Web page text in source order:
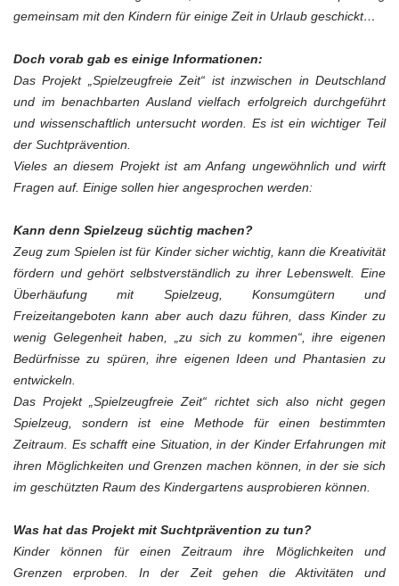
gemeinsam mit den Kindern für einige Zeit in Urlaub geschickt…
Doch vorab gab es einige Informationen:
Das Projekt „Spielzeugfreie Zeit“ ist inzwischen in Deutschland
und im benachbarten Ausland vielfach erfolgreich durchgeführt
und wissenschaftlich untersucht worden. Es ist ein wichtiger Teil
der Suchtprävention.
Vieles an diesem Projekt ist am Anfang ungewöhnlich und wirft
Fragen auf. Einige sollen hier angesprochen werden:
Kann denn Spielzeug süchtig machen?
Zeug zum Spielen ist für Kinder sicher wichtig, kann die Kreativität
fördern und gehört selbstverständlich zu ihrer Lebenswelt. Eine
Überhäufung mit Spielzeug, Konsumgütern und
Freizeitangeboten kann aber auch dazu führen, dass Kinder zu
wenig Gelegenheit haben, „zu sich zu kommen“, ihre eigenen
Bedürfnisse zu spüren, ihre eigenen Ideen und Phantasien zu
entwickeln.
Das Projekt „Spielzeugfreie Zeit“ richtet sich also nicht gegen
Spielzeug, sondern ist eine Methode für einen bestimmten
Zeitraum. Es schafft eine Situation, in der Kinder Erfahrungen mit
ihren Möglichkeiten und Grenzen machen können, in der sie sich
im geschützten Raum des Kindergartens ausprobieren können.
Was hat das Projekt mit Suchtprävention zu tun?
Kinder können für einen Zeitraum ihre Möglichkeiten und
Grenzen erproben. In der Zeit gehen die Aktivitäten und